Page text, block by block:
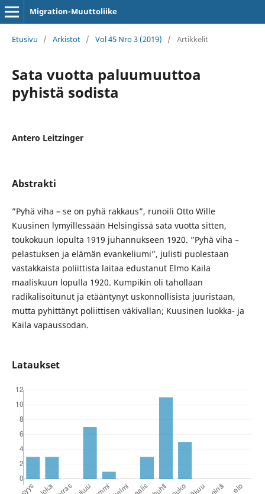
Migration-Muuttoliike
Etusivu / Arkistot / Vol 45 Nro 3 (2019) / Artikkelit
Sata vuotta paluumuuttoa
pyhistä sodista
Antero Leitzinger
Abstrakti
”Pyhä viha – se on pyhä rakkaus”, runoili Otto Wille
Kuusinen lymyillessään Helsingissä sata vuotta sitten,
toukokuun lopulta 1919 juhannukseen 1920. ”Pyhä viha –
pelastuksen ja elämän evankeliumi”, julisti puolestaan
vastakkaista poliittista laitaa edustanut Elmo Kaila
maaliskuun lopulla 1920. Kumpikin oli tahollaan
radikalisoitunut ja etääntynyt uskonnollisista juuristaan,
mutta pyhittänyt poliittisen väkivallan; Kuusinen luokka- ja
Kaila vapaussodan.
Lataukset